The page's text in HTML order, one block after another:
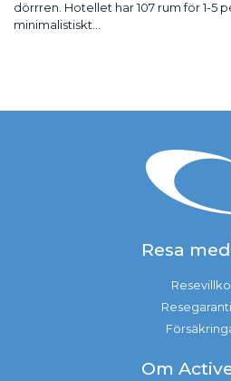
dörrren. Hotellet har 107 rum för 1-5
minimalistiskt...
Resa
Om